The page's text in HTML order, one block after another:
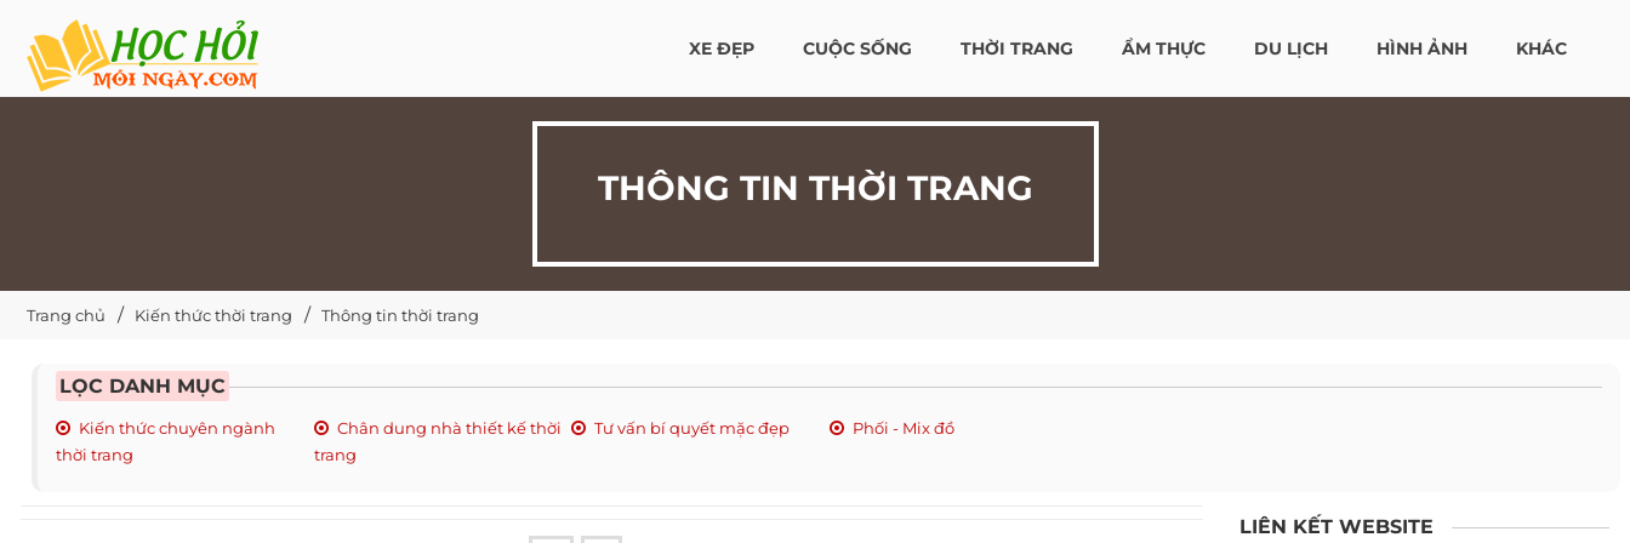
XE ĐẸP CUỘC SỐNG THỜI TRANG ẨM THỰC DU LỊCH HÌNH ẢNH KHÁC
THÔNG TIN THỜI TRANG
Trang chủ Kiến thức thời trang Thông tin thời trang
LỌC DANH MỤC
Kiến thức chuyên ngành
thời trang
Chân dung nhà thiết kế thời
trang
Tư vấn bí quyết mặc đẹp Phối - Mix đồ
LIÊN KẾT WEBSITE